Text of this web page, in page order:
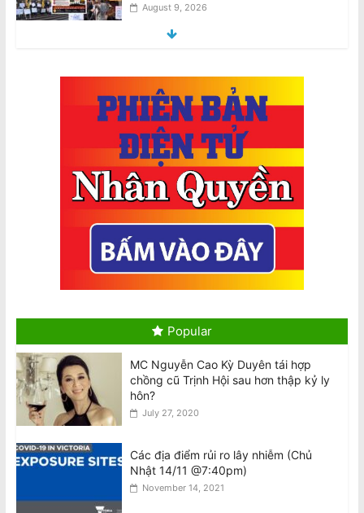
August 9, 2026
August 9, 2026
Nguyên nhân nào khiến Việt Nam gia
tăng trò xét xử hình sự vắng mặt?
August 9, 2026
Tử vi tuần mới 12 con giáp từ 10/8-
16/8
August 10, 2026
Tử vi tuần mới 12 cung hoàng đạo
August 10, 2026
Úc chi $736 triệu mua 450 tên lửa
không đối không tầm xa AIM-260 của
Mỹ
August 9, 2026
VIDEO: Cú bắt tay của hai biểu tượng
nhạc pop Madonna và Kylie Minogue
August 9, 2026
Popular
MC Nguyễn Cao Kỳ Duyên tái hợp
chồng cũ Trịnh Hội sau hơn thập kỷ ly
hôn?
July 27, 2020
Các địa điểm rủi ro lây nhiễm (Chủ
Nhật 14/11 @7:40pm)
November 14, 2021